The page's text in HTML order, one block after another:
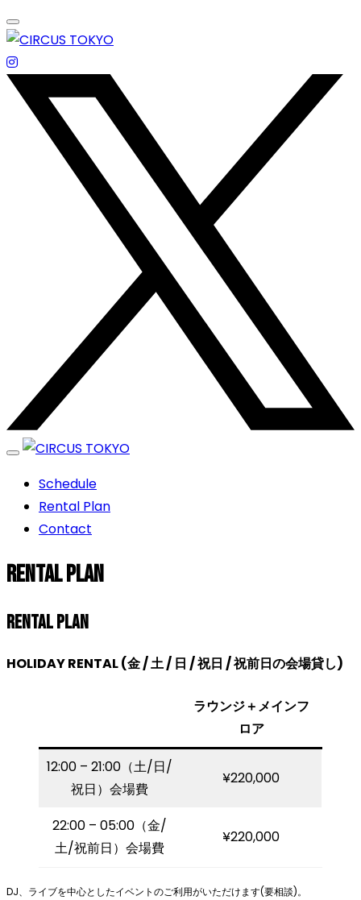
Skip
to
content
エンターテイメントスペース
CIRCUS TOKYO
エンターテイメントスペース
Schedule
Rental Plan
Contact
Rental Plan
Rental Plan
HOLIDAY RENTAL (金 / 土 / 日 / 祝日 / 祝前日の会場貸し)
ラウンジ＋メインフ
ロア
12:00 – 21:00（土/日/
祝日）会場費
¥220,000
22:00 – 05:00（金/
土/祝前日）会場費
¥220,000
DJ、ライブを中⼼としたイベントのご利⽤がいただけます(要相談)。